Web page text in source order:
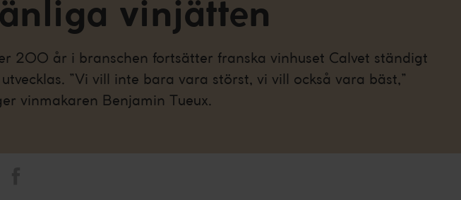
vinjätten
200 år i branschen fortsätter franska vinhuset Calvet ständigt
”Vi vill inte bara vara störst, vi vill också vara bäst,”
vinmakaren Benjamin Tueux.